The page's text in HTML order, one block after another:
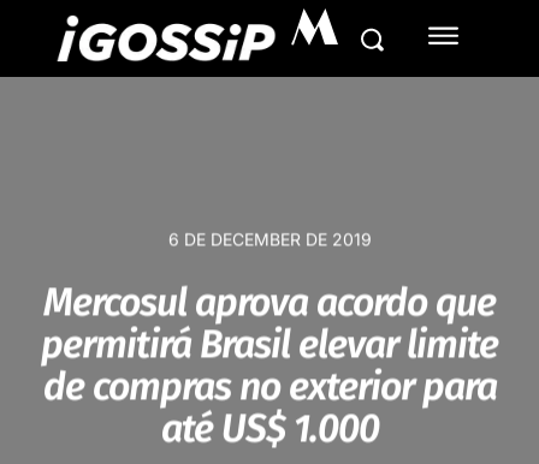
M
6 DE DECEMBER DE 2019
Mercosul aprova acordo que
permitirá Brasil elevar limite
de compras no exterior para
até US$ 1.000